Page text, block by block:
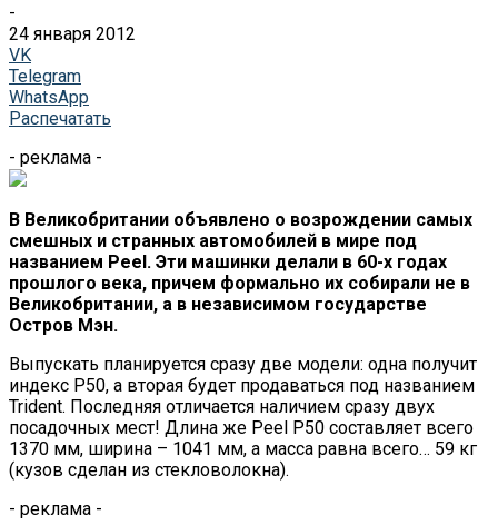
-
24 января 2012
VK
Telegram
WhatsApp
Распечатать
- реклама -
В Великобритании объявлено о возрождении самых
смешных и странных автомобилей в мире под
названием Peel. Эти машинки делали в 60-х годах
прошлого века, причем формально их собирали не в
Великобритании, а в независимом государстве
Остров Мэн.
Выпускать планируется сразу две модели: одна получит
индекс P50, а вторая будет продаваться под названием
Trident. Последняя отличается наличием сразу двух
посадочных мест! Длина же Peel P50 составляет всего
1370 мм, ширина – 1041 мм, а масса равна всего… 59 кг
(кузов сделан из стекловолокна).
- реклама -